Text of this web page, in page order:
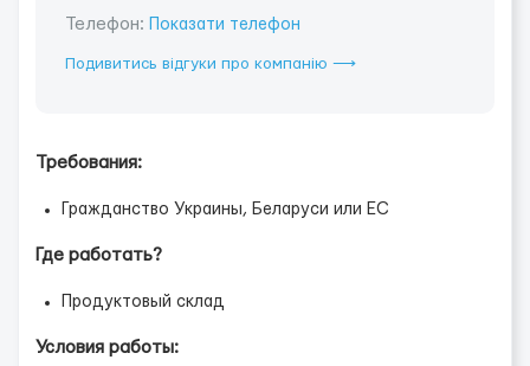
Телефон: Показати телефон
Подивитись відгуки про компанію ⟶
Требования:
Гражданство Украины, Беларуси или ЕС
Где работать?
Продуктовый склад
Условия работы: